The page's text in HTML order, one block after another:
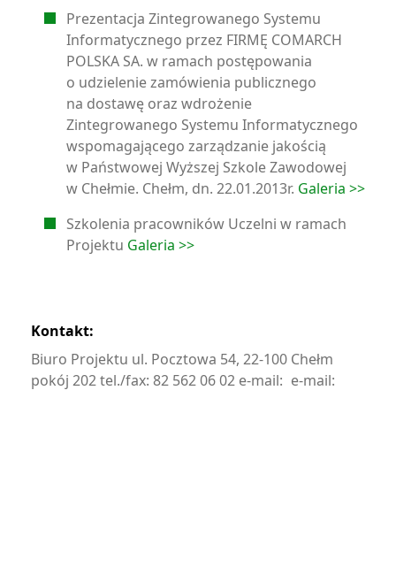
Prezentacja Zintegrowanego Systemu
Informatycznego przez FIRMĘ COMARCH
POLSKA SA. w ramach postępowania
o udzielenie zamówienia publicznego
na dostawę oraz wdrożenie
Zintegrowanego Systemu Informatycznego
wspomagającego zarządzanie jakością
w Państwowej Wyższej Szkole Zawodowej
w Chełmie. Chełm, dn. 22.01.2013r. Galeria >>
Szkolenia pracowników Uczelni w ramach
Projektu Galeria >>
Kontakt:
Biuro Projektu ul. Pocztowa 54, 22-100 Chełm
pokój 202 tel./fax: 82 562 06 02 e-mail: e-mail: